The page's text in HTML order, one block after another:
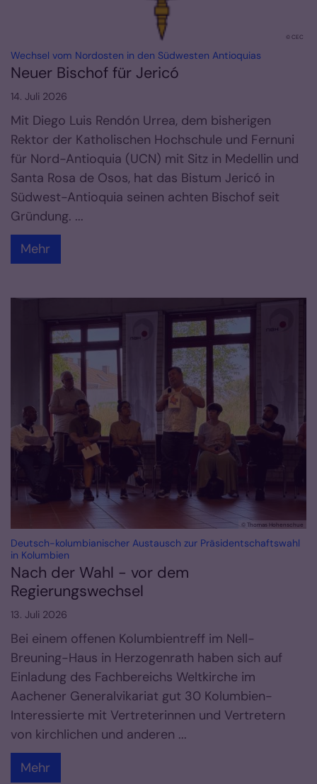
© CEC
Wechsel vom Nordosten in den Südwesten Antioquias
Neuer Bischof für Jericó
14. Juli 2026
Mit Diego Luis Rendón Urrea, dem bisherigen
Rektor der Katholischen Hochschule und Fernuni
für Nord-Antioquia (UCN) mit Sitz in Medellin und
Santa Rosa de Osos, hat das Bistum Jericó in
Südwest-Antioquia seinen achten Bischof seit
Gründung. ...
Mehr
© Thomas Hohenschue
Deutsch-kolumbianischer Austausch zur Präsidentschaftswahl
in Kolumbien
Nach der Wahl - vor dem
Regierungswechsel
13. Juli 2026
Bei einem offenen Kolumbientreff im Nell-
Breuning-Haus in Herzogenrath haben sich auf
Einladung des Fachbereichs Weltkirche im
Aachener Generalvikariat gut 30 Kolumbien-
Interessierte mit Vertreterinnen und Vertretern
von kirchlichen und anderen ...
Mehr